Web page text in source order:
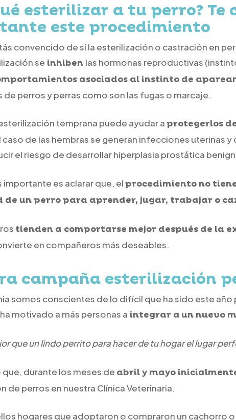
esterilizar a tu perro? Te
este procedimiento
convencido de sí la esterilización o castración en
se inhiben las hormonas reproductivas
asociados al instinto de
perros y perras como son las fugas o marcaje.
temprana puede ayudar aprotegerlos
caso de las hembras se generan infecciones uterinas
el riesgo de desarrollar hiperplasia prostática
importante es aclarar que, elprocedimiento no
de un perro para aprender, jugar, trabajar o
tienden a comportarse mejor después de la
en compañeros más deseables.
campaña esterilización
somos conscientes de lo difícil que ha sido este
motivado a más personas a integrar a un nuevo
que un lindo perrito para hacer de tu hogar el lugar
que, durante los meses de abril y mayo
de perros en nuestra Clínica Veterinaria.
hogares que adoptaron o compraron un cachorro